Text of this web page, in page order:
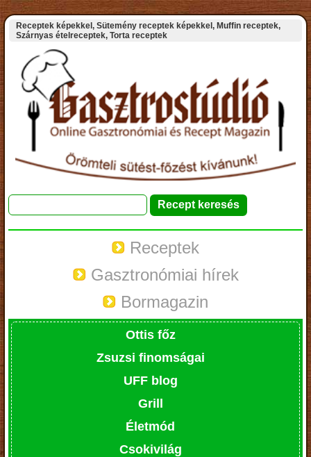
Receptek képekkel, Sütemény receptek képekkel, Muffin receptek,
Szárnyas ételreceptek, Torta receptek
Receptek
Gasztronómiai hírek
Bormagazin
Ottis főz
Zsuzsi finomságai
UFF blog
Grill
Életmód
Csokivilág